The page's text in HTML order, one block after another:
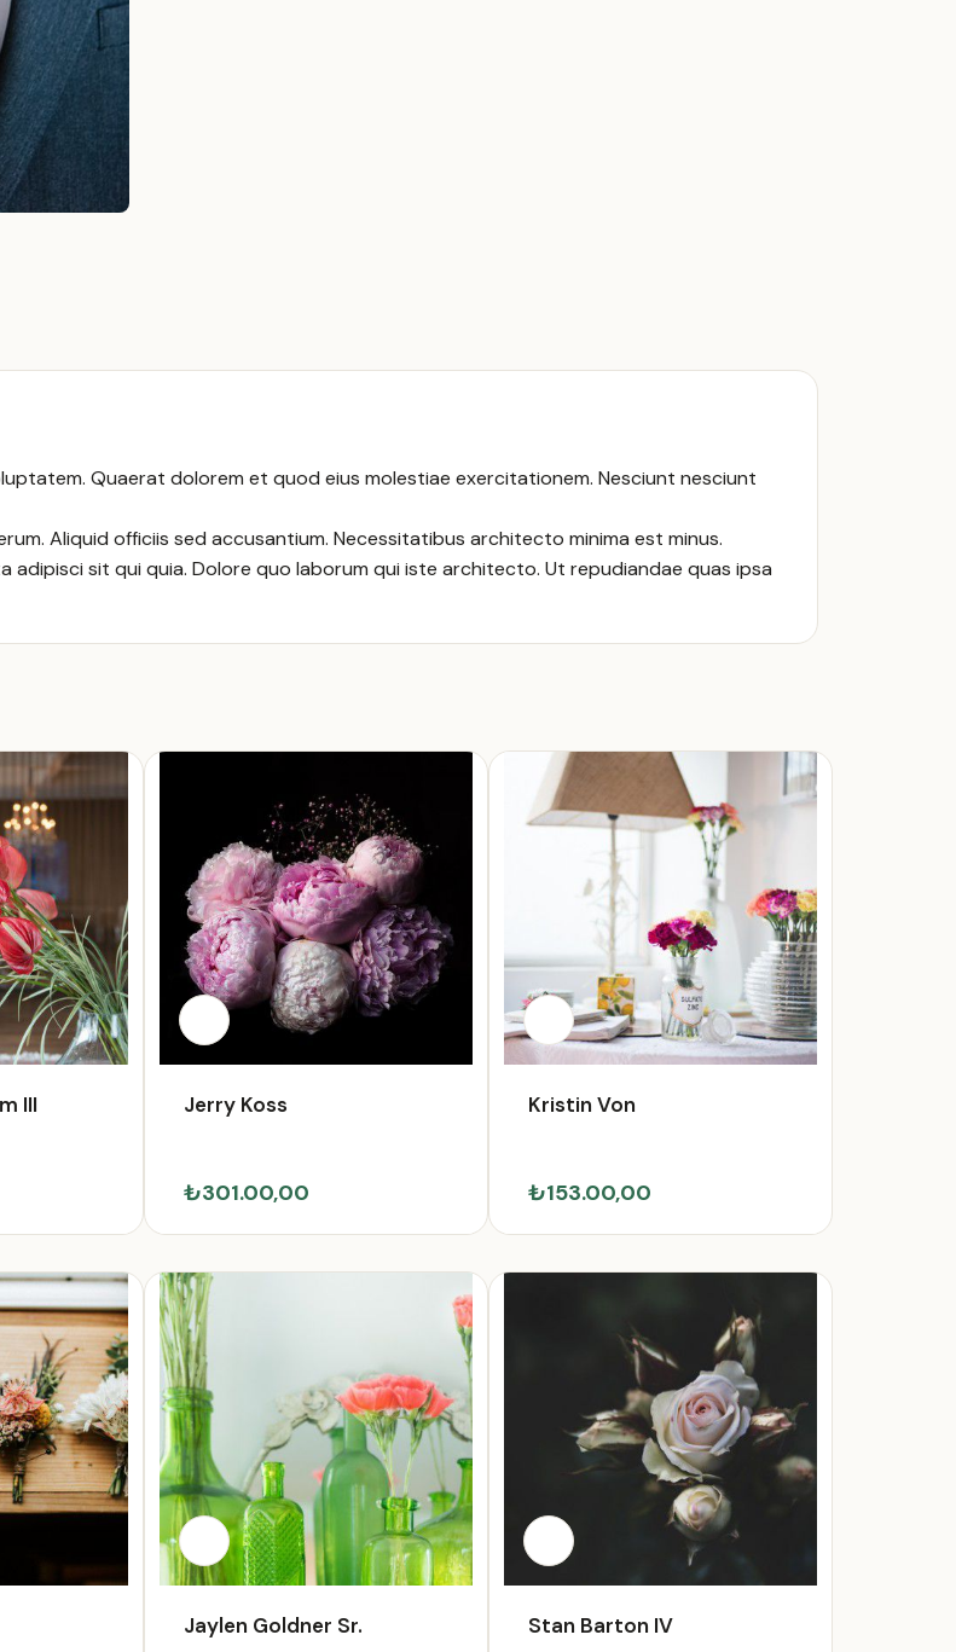
Quaerat dolorem et quod eius molestiae exercitationem. Nesciunt nesciunt
Aliquid officiis sed accusantium. Necessitatibus architecto minima est minus.
sit qui quia. Dolore quo laborum qui iste architecto. Ut repudiandae quas ipsa
III Jerry Koss
₺301.00,00
Kristin Von
₺153.00,00
Jaylen Goldner Sr. Stan Barton IV